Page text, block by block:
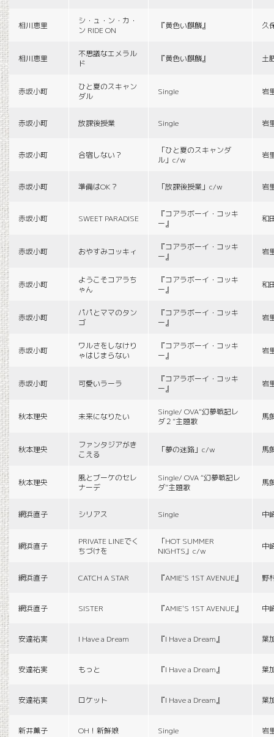
相川恵里
シ・ュ・ン・カ・
ン RIDE ON
『黄色い麒麟』 久
相川恵里
不思議なエメラル
ド
『黄色い麒麟』 土
赤坂小町
ひと夏のスキャン
ダル
Single 岩
赤坂小町 放課後授業 Single 岩
赤坂小町 合宿しない？
「ひと夏のスキャンダ
ル」c/w
岩
赤坂小町 準備はOK？ 「放課後授業」c/w 岩
赤坂小町 SWEET PARADISE
『コアラボーイ・コッキ
ー』
和
赤坂小町 おやすみコッキィ
『コアラボーイ・コッキ
ー』
岩
赤坂小町
ようこそコアラち
ゃん
『コアラボーイ・コッキ
ー』
和
赤坂小町
パパとママのタン
ゴ
『コアラボーイ・コッキ
ー』
岩
赤坂小町
ワルさをしなけり
ゃはじまらない
『コアラボーイ・コッキ
ー』
岩
赤坂小町 可愛いラーラ
『コアラボーイ・コッキ
ー』
岩
秋本理央 未来になりたい
Single/ OVA“幻夢戦記レ
ダ２”主題歌
馬
秋本理央
ファンタジアがき
こえる
「夢の迷路」c/w 馬
秋本理央
風とブーケのセレ
ナーデ
Single/ OVA “幻夢戦記レ
ダ”主題歌
馬
網浜直子 シリアス Single 中
網浜直子
PRIVATE LINEでく
ちづけを
「HOT SUMMER
NIGHTS」c/w
中
網浜直子 CATCH A STAR 『AMIE'S 1ST AVENUE』 野
網浜直子 SISTER 『AMIE'S 1ST AVENUE』 中
安達祐実 I Have a Dream 『I Have a Dream』 葉
安達祐実 もっと 『I Have a Dream』 葉
安達祐実 ロケット 『I Have a Dream』 葉
新井薫子 OH！新鮮娘 Single 岩